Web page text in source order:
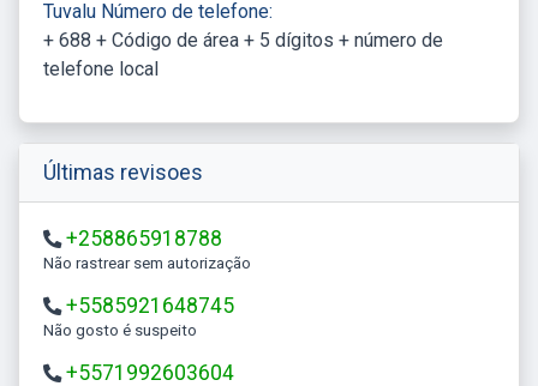
Tuvalu Número de telefone:
+ 688 + Código de área + 5 dígitos + número de
telefone local
Últimas revisoes
+258865918788
Não rastrear sem autorização
+5585921648745
Não gosto é suspeito
+5571992603604